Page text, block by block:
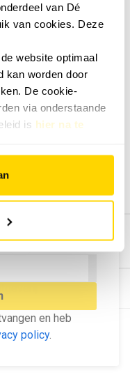
van Dé
van cookies. Deze
website optimaal
kan worden door
De cookie-
via onderstaande
is hier na te
nieuws!
en heb
policy.
website vindt.